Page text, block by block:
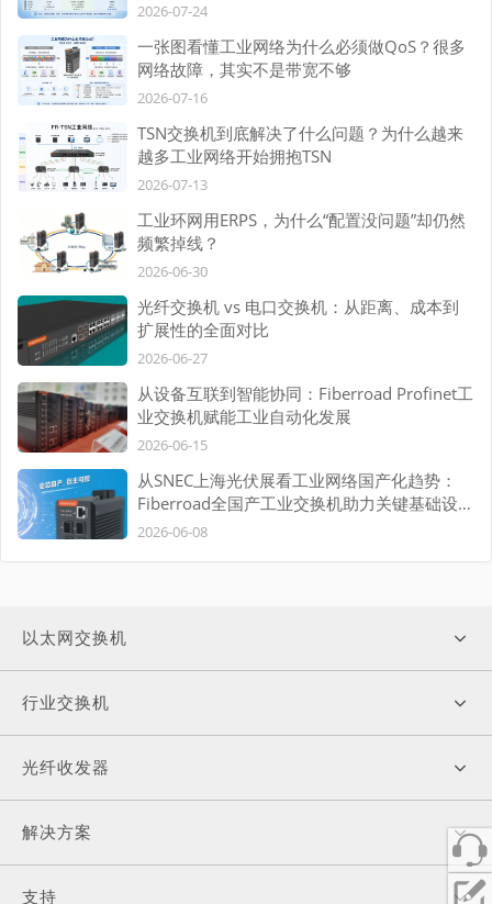
2026-07-24
一张图看懂工业网络为什么必须做QoS？很多
网络故障，其实不是带宽不够
2026-07-16
TSN交换机到底解决了什么问题？为什么越来
越多工业网络开始拥抱TSN
2026-07-13
工业环网用ERPS，为什么“配置没问题”却仍然
频繁掉线？
2026-06-30
光纤交换机 vs 电口交换机：从距离、成本到
扩展性的全面对比
2026-06-27
从设备互联到智能协同：Fiberroad Profinet工
业交换机赋能工业自动化发展
2026-06-15
从SNEC上海光伏展看工业网络国产化趋势：
Fiberroad全国产工业交换机助力关键基础设施
自主可控
2026-06-08
以太网交换机
行业交换机
光纤收发器
解决方案
支持